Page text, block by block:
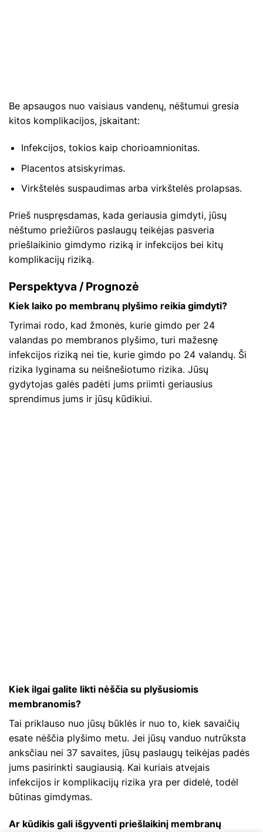
Be apsaugos nuo vaisiaus vandenų, nėštumui gresia
kitos komplikacijos, įskaitant:
Infekcijos, tokios kaip chorioamnionitas.
Placentos atsiskyrimas.
Virkštelės suspaudimas arba virkštelės prolapsas.
Prieš nuspręsdamas, kada geriausia gimdyti, jūsų
nėštumo priežiūros paslaugų teikėjas pasveria
priešlaikinio gimdymo riziką ir infekcijos bei kitų
komplikacijų riziką.
Perspektyva / Prognozė
Kiek laiko po membranų plyšimo reikia gimdyti?
Tyrimai rodo, kad žmonės, kurie gimdo per 24
valandas po membranos plyšimo, turi mažesnę
infekcijos riziką nei tie, kurie gimdo po 24 valandų. Ši
rizika lyginama su neišnešiotumo rizika. Jūsų
gydytojas galės padėti jums priimti geriausius
sprendimus jums ir jūsų kūdikiui.
Kiek ilgai galite likti nėščia su plyšusiomis
membranomis?
Tai priklauso nuo jūsų būklės ir nuo to, kiek savaičių
esate nėščia plyšimo metu. Jei jūsų vanduo nutrūksta
anksčiau nei 37 savaites, jūsų paslaugų teikėjas padės
jums pasirinkti saugiausią. Kai kuriais atvejais
infekcijos ir komplikacijų rizika yra per didelė, todėl
būtinas gimdymas.
Ar kūdikis gali išgyventi priešlaikinį membranų